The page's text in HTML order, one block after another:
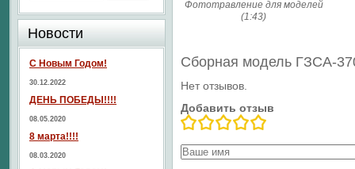
Фототравление для моделей
(1:43)
Сборная модель ГЗСА-
Нет отзывов.
Добавить отзыв
Новости
С Новым Годом!
30.12.2022
ДЕНЬ ПОБЕДЫ!!!!
08.05.2020
8 марта!!!!
08.03.2020